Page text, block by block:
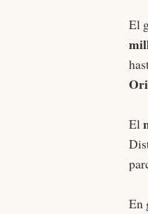
El
El
En